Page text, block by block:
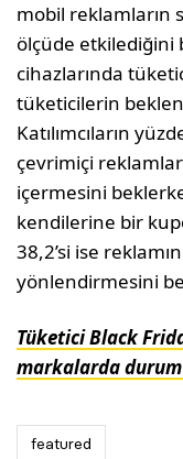
mobil reklamların
ölçüde etkilediğini
cihazlarında
tüketicilerin
Katılımcıların
çevrimiçi
içermesini
kendilerine bir
38,2’si ise
yönlendirmesini
Tüketici Black
markalarda durum
featured